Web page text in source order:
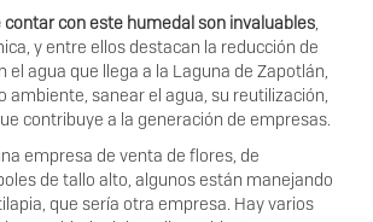
contar con este humedal son invaluables,
y entre ellos destacan la reducción de
el agua que llega a la Laguna de Zapotlán,
ambiente, sanear el agua, su reutilización,
contribuye a la generación de empresas.
empresa de venta de flores, de
de tallo alto, algunos están manejando
que sería otra empresa. Hay varios